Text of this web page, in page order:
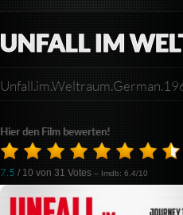
UNFALL IM
Hier den Film bewerten!
7.5 / 10 von31 Votes – Imdb: 6.4/10